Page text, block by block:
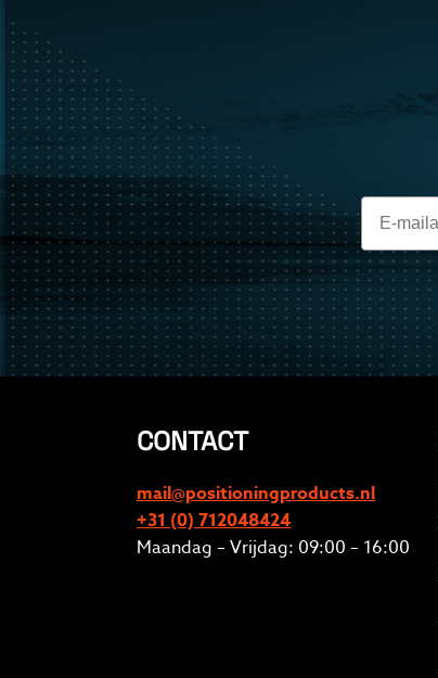
CONTACT
mail@positioningproducts.nl
+31 (0) 712048424
Maandag – Vrijdag: 09:00 – 16:00